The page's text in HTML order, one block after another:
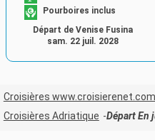
Pourboires inclus
Départ de Venise Fusina
sam. 22 juil. 2028
Croisières www.croisierenet.com
Croisières Adriatique
Départ En